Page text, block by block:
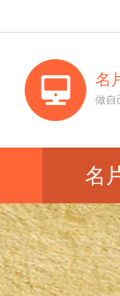
名
做自
名